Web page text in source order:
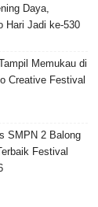
Daya,
Hari Jadi ke-530
Memukau di
Creative Festival
SMPN 2 Balong
Festival